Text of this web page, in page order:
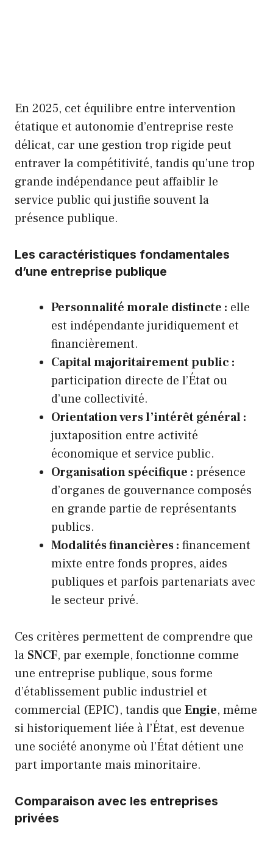
En 2025, cet équilibre entre intervention
étatique et autonomie d’entreprise reste
délicat, car une gestion trop rigide peut
entraver la compétitivité, tandis qu’une trop
grande indépendance peut affaiblir le
service public qui justifie souvent la
présence publique.
Les caractéristiques fondamentales
d’une entreprise publique
Personnalité morale distincte : elle
est indépendante juridiquement et
financièrement.
Capital majoritairement public :
participation directe de l’État ou
d’une collectivité.
Orientation vers l’intérêt général :
juxtaposition entre activité
économique et service public.
Organisation spécifique : présence
d’organes de gouvernance composés
en grande partie de représentants
publics.
Modalités financières : financement
mixte entre fonds propres, aides
publiques et parfois partenariats avec
le secteur privé.
Ces critères permettent de comprendre que
la SNCF, par exemple, fonctionne comme
une entreprise publique, sous forme
d’établissement public industriel et
commercial (EPIC), tandis que Engie, même
si historiquement liée à l’État, est devenue
une société anonyme où l’État détient une
part importante mais minoritaire.
Comparaison avec les entreprises
privées